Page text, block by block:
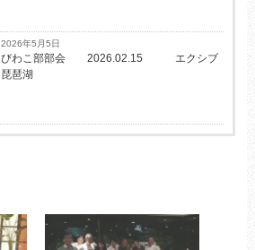
2026年5月5日
びわこ部部会 2026.02.15 エクシブ
琵琶湖